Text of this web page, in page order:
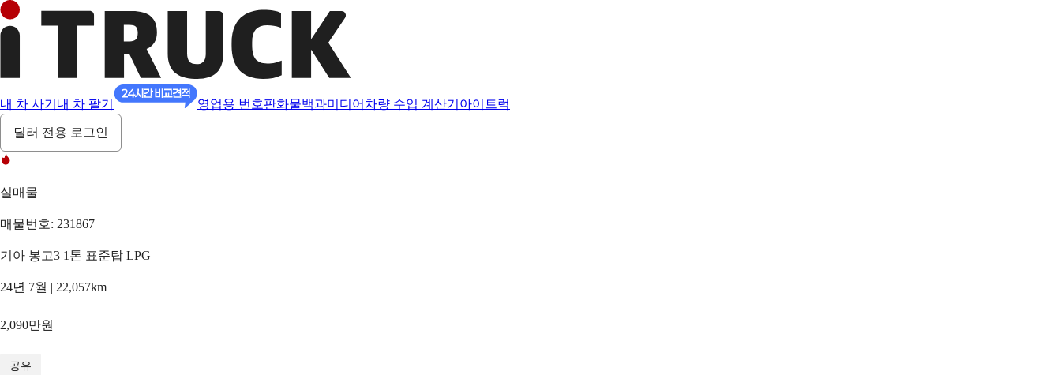
내 차 사기 내 차 팔기 영업용 번호판화물백과미디어 차량 수입 계산기 아이트럭
딜러 전용 로그인
실매물
매물번호: 231867
기아 봉고3 1톤 표준탑 LPG
24년 7월 | 22,057km
2,090만원
공유
/14